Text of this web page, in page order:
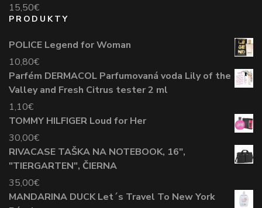
15,50€
PRODUKTY
POLICE Legend for Woman
10,80€
Parfém DERMACOL Parfumovaná voda Lily of the
Valley and Fresh Citrus tester 2 ml
1,10€
TOMMY HILFIGER Loud for Her
30,00€
RIVACASE TAŠKA NA NOTEBOOK, 16",
"TIERGARTEN", ČIERNA
35,00€
MANDARINA DUCK Let´s Travel To New York